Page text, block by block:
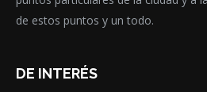
de estos puntos y un todo.
DE INTERÉS